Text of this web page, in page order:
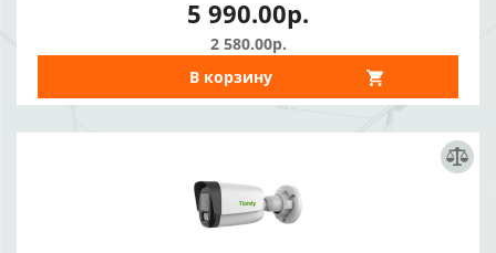
5 990.00р.
2 580.00р.
В корзину